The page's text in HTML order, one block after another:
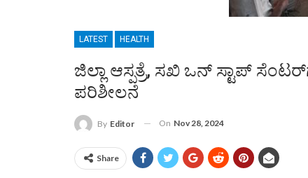
LATEST HEALTH
ಜಿಲ್ಲಾ ಆಸ್ಪತ್ರೆ, ಸಖಿ ಒನ್ ಸ್ಟಾಪ್
ಪರಿಶೀಲನೆ
By Editor On Nov 28, 2024
Share